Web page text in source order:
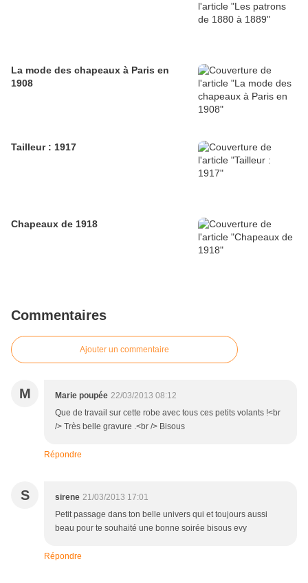
La mode des chapeaux à Paris en
1908
Tailleur : 1917
Chapeaux de 1918
Commentaires
Ajouter un commentaire
M Marie poupée 22/03/2013 08:12
Que de travail sur cette robe avec tous ces petits volants !<br
/> Très belle gravure .<br /> Bisous
Répondre
S sirene 21/03/2013 17:01
Petit passage dans ton belle univers qui et toujours aussi
beau pour te souhaité une bonne soirée bisous evy
Répondre